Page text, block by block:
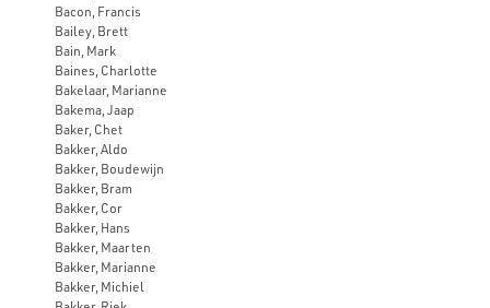
Bacon, Francis
Bailey, Brett
Bain, Mark
Baines, Charlotte
Bakelaar, Marianne
Bakema, Jaap
Baker, Chet
Bakker, Aldo
Bakker, Boudewijn
Bakker, Bram
Bakker, Cor
Bakker, Hans
Bakker, Maarten
Bakker, Marianne
Bakker, Michiel